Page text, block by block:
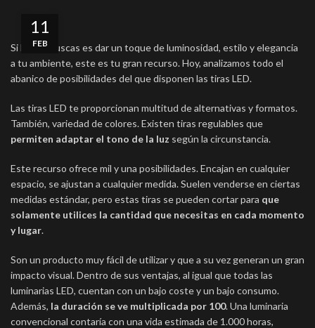
11
FEB
Si lo que buscas es dar un toque de luminosidad, estilo y elegancia
a tu ambiente, este es tu gran recurso. Hoy, analizamos todo el
abanico de posibilidades del que disponen las tiras LED.
Las tiras LED te proporcionan multitud de alternativas y formatos.
También, variedad de colores. Existen tiras regulables que
permiten adaptar el tono de la luz según la circunstancia.
Este recurso ofrece mil y una posibilidades. Encajan en cualquier
espacio, se ajustan a cualquier medida. Suelen venderse en ciertas
medidas estándar, pero estas tiras se pueden cortar para que
solamente utilices la cantidad que necesitas en cada momento
y lugar.
Son un producto muy fácil de utilizar y que a su vez generan un gran
impacto visual. Dentro de sus ventajas, al igual que todas las
luminarias LED, cuentan con un bajo coste y un bajo consumo.
Además, la duración se ve multiplicada por 100. Una luminaria
convencional contaría con una vida estimada de 1.000 horas,